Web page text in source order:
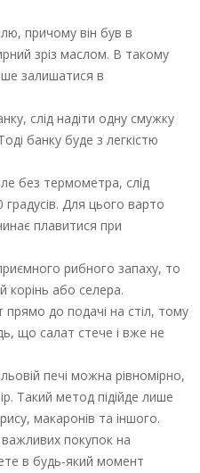
причому він був в
зріз маслом. В такому
залишатися в
слід надіти одну смужку
банку буде з легкістю
без термометра, слід
Для цього варто
плавитися при
рибного запаху, то
корінь або селера.
прямо до подачі на стіл, тому
що салат стече і вже не
печі можна рівномірно,
Такий метод підійде лише
макаронів та іншого.
важливих покупок на
в будь-який момент